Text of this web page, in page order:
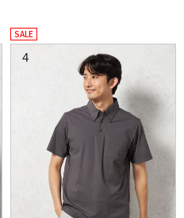
SALE
4